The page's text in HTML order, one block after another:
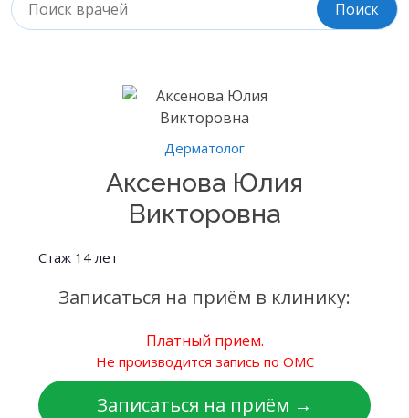
Дерматолог
Аксенова Юлия
Викторовна
Стаж 14 лет
Записаться на приём в клинику:
Платный прием.
Не производится запись по ОМС
Записаться на приём →